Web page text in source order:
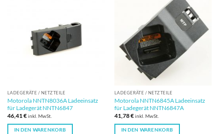
LADEGERÄTE / NETZTEILE
Motorola NNTN8036A Ladeeinsatz
für Ladegerät NNTN6847
46,41 €inkl. MwSt.
IN DEN WARENKORB
LADEGERÄTE / NETZTEILE
Motorola NNTN6845A Ladeeinsatz
für Ladegerät NNTN6847A
41,78€inkl. MwSt.
IN DEN WARENKORB